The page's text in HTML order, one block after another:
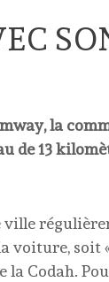
la
de 13
voiture, soit
la Codah.